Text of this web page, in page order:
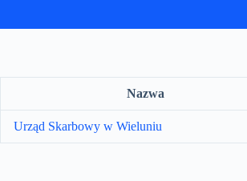
Nazwa
Urząd Skarbowy w Wieluniu